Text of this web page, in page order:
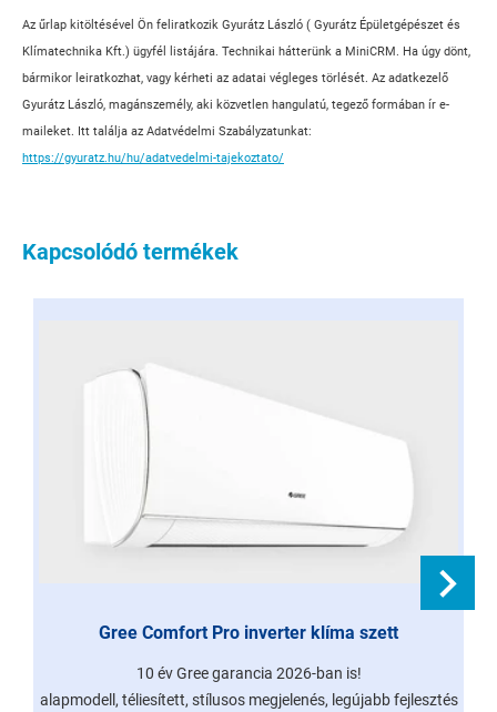
Az űrlap kitöltésével Ön feliratkozik Gyurátz László ( Gyurátz Épületgépészet és
Klímatechnika Kft.) ügyfél listájára. Technikai hátterünk a MiniCRM. Ha úgy dönt,
bármikor leiratkozhat, vagy kérheti az adatai végleges törlését. Az adatkezelő
Gyurátz László, magánszemély, aki közvetlen hangulatú, tegező formában ír e-
maileket. Itt találja az Adatvédelmi Szabályzatunkat:
https://gyuratz.hu/hu/adatvedelmi-tajekoztato/
Kapcsolódó termékek
Gree Comfort Pro inverter klíma szett
10 év Gree garancia 2026-ban is!
alapmodell, téliesített, stílusos megjelenés, legújabb fejlesztés